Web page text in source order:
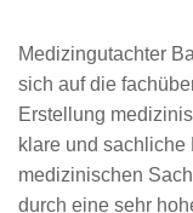
Medizingutachter
sich auf die
Erstellung
klare und
medizinischen
durch eine sehr